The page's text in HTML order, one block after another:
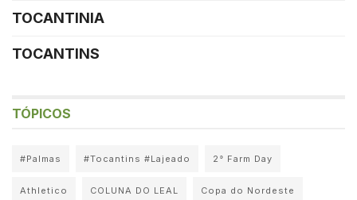
TOCANTINIA
TOCANTINS
TÓPICOS
#Palmas #Tocantins #Lajeado 2° Farm Day
Athletico COLUNA DO LEAL Copa do Nordeste